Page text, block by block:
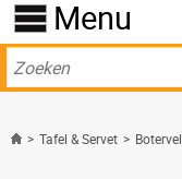
Menu
> Tafel & Servet > Botervel